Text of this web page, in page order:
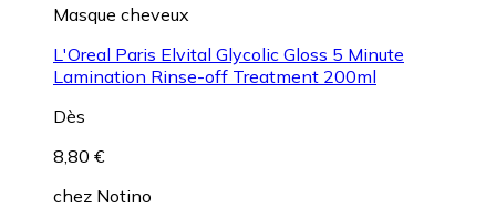
Masque cheveux
L'Oreal Paris Elvital Glycolic Gloss 5 Minute
Lamination Rinse-off Treatment 200ml
Dès
8,80 €
chez Notino